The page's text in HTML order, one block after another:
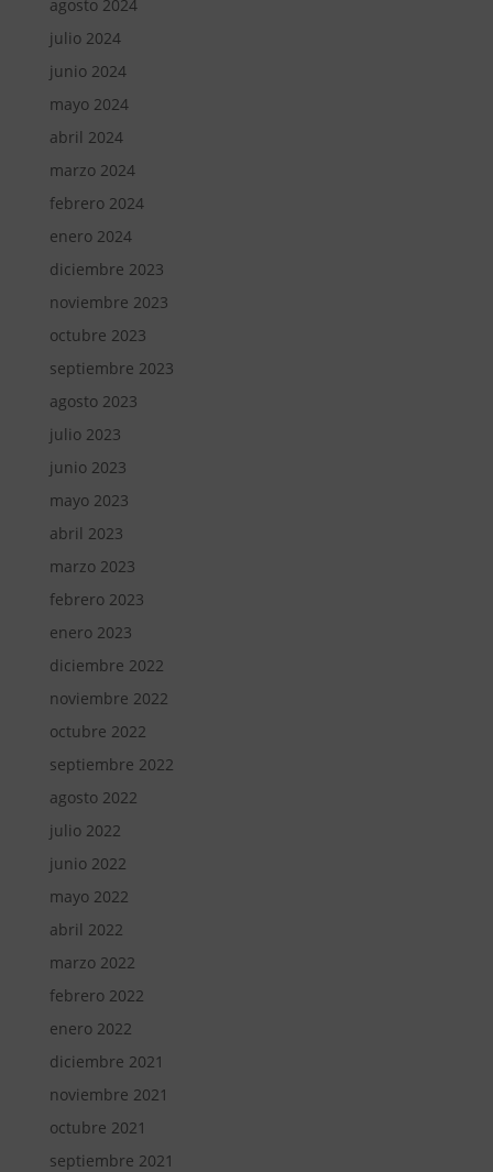
agosto 2024
julio 2024
junio 2024
mayo 2024
abril 2024
marzo 2024
febrero 2024
enero 2024
diciembre 2023
noviembre 2023
octubre 2023
septiembre 2023
agosto 2023
julio 2023
junio 2023
mayo 2023
abril 2023
marzo 2023
febrero 2023
enero 2023
diciembre 2022
noviembre 2022
octubre 2022
septiembre 2022
agosto 2022
julio 2022
junio 2022
mayo 2022
abril 2022
marzo 2022
febrero 2022
enero 2022
diciembre 2021
noviembre 2021
octubre 2021
septiembre 2021